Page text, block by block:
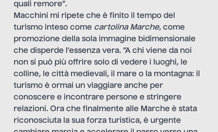
quali remore”.
Macchini mi ripete che è finito il tempo del
turismo inteso come cartolina Marche, come
promozione della sola immagine bidimensionale
che disperde l’essenza vera. “A chi viene da noi
non si può più offrire solo di vedere i luoghi, le
colline, le città medievali, il mare o la montagna: il
turismo è ormai un viaggiare anche per
conoscere e incontrare persone e stringere
relazioni. Ora che finalmente alle Marche è stata
riconosciuta la sua forza turistica, è urgente